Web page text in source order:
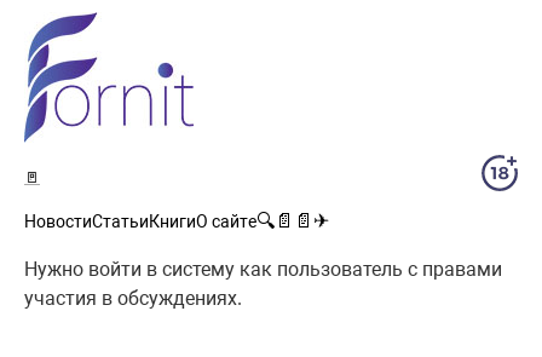
🚪
НовостиСтатьиКнигиО сайте🔍 📄 📄 ✈
Нужно войти в систему как пользователь с правами
участия в обсуждениях.